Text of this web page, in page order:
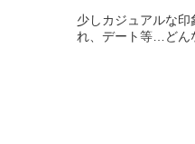
少しカジュアルな
れ、デート等…どん